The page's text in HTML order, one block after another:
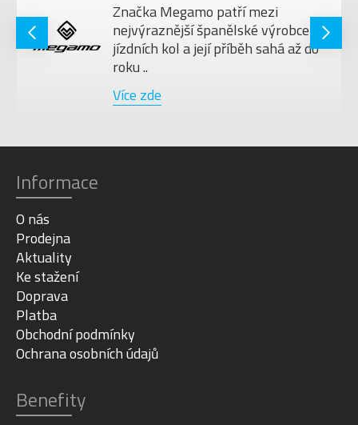
Značka Megamo patří mezi
nejvýraznější španělské výrobce
jízdních kol a její příběh sahá až do
roku ..
Více zde
Informace
O nás
Prodejna
Aktuality
Ke stažení
Doprava
Platba
Obchodní podmínky
Ochrana osobních údajů
Benefity